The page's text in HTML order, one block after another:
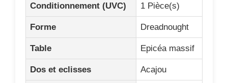
Conditionnement (UVC) 1 Pièce(s)
Forme Dreadnought
Table Epicéa massif
Dos et eclisses Acajou